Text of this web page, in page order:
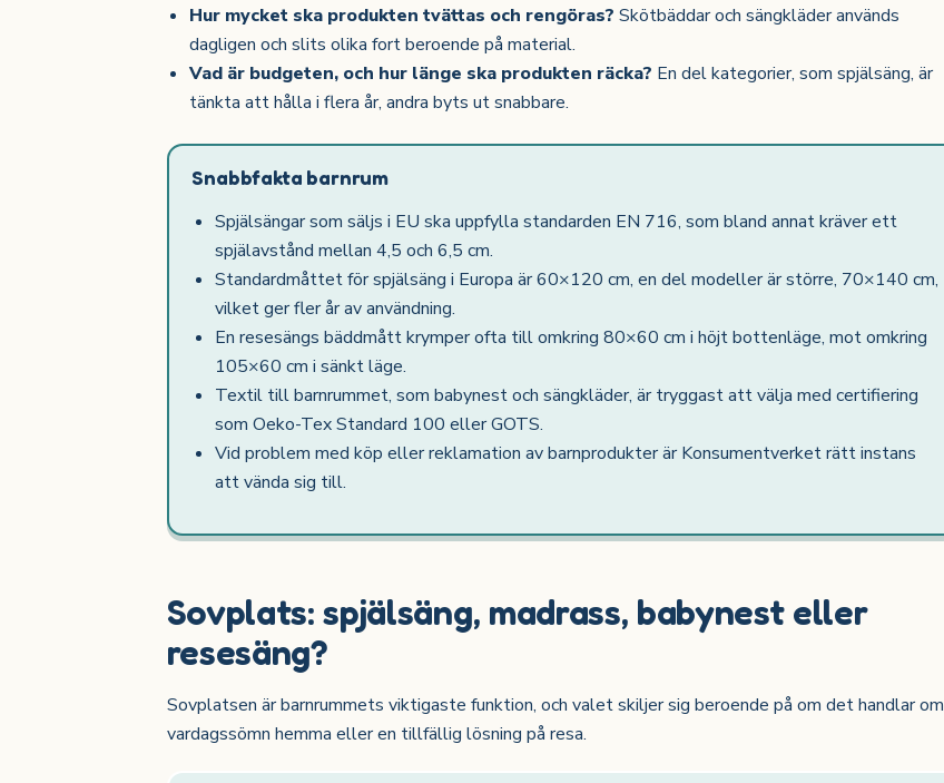
Hur mycket ska produkten tvättas och rengöras? Skötbäddar och sängkläder används
dagligen och slits olika fort beroende på material.
Vad är budgeten, och hur länge ska produkten räcka? En del kategorier, som spjälsäng, är
tänkta att hålla i flera år, andra byts ut snabbare.
Snabbfakta barnrum
Spjälsängar som säljs i EU ska uppfylla standarden EN 716, som bland annat kräver ett
spjälavstånd mellan 4,5 och 6,5 cm.
Standardmåttet för spjälsäng i Europa är 60×120 cm, en del modeller är större, 70×140 cm,
vilket ger fler år av användning.
En resesängs bäddmått krymper ofta till omkring 80×60 cm i höjt bottenläge, mot omkring
105×60 cm i sänkt läge.
Textil till barnrummet, som babynest och sängkläder, är tryggast att välja med certifiering
som Oeko-Tex Standard 100 eller GOTS.
Vid problem med köp eller reklamation av barnprodukter är Konsumentverket rätt instans
att vända sig till.
Sovplats: spjälsäng, madrass, babynest eller
resesäng?
Sovplatsen är barnrummets viktigaste funktion, och valet skiljer sig beroende på om det handlar om
vardagssömn hemma eller en tillfällig lösning på resa.